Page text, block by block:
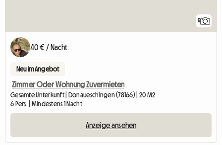
5
40 € / Nacht
Neu im Angebot
Zimmer Oder Wohnung Zuvermieten
Gesamte Unterkunft | Donaueschingen (78166) | 20 M2
6 Pers. | Mindestens 1 Nacht
Anzeige ansehen